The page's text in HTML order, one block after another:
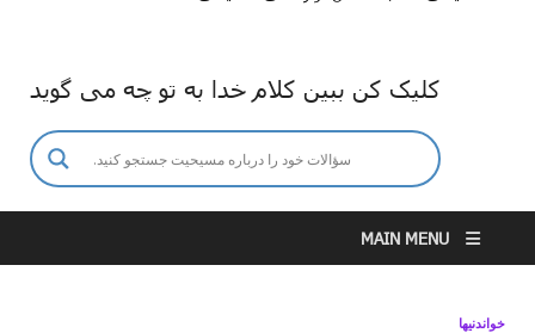
کلیک کن ببین کلام خدا به تو چه می گوید
MAIN MENU
خواندنیها